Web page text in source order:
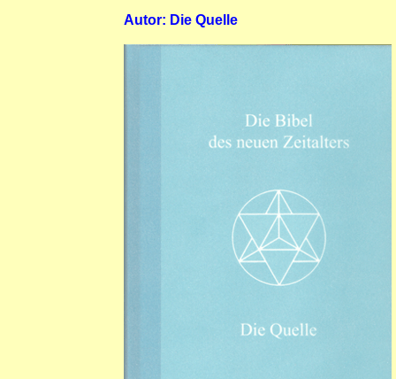
Autor: Die Quelle